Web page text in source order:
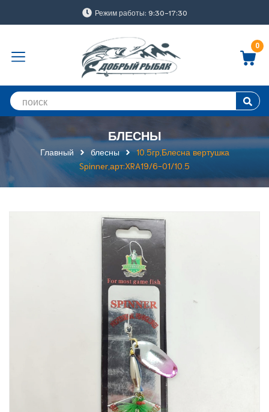
Режим работы: 9:30-17:30
0
БЛЕСНЫ
Главный блесны
10.5гр,Блесна вертушка
Spinner,арт:XRA19/6-01/10.5